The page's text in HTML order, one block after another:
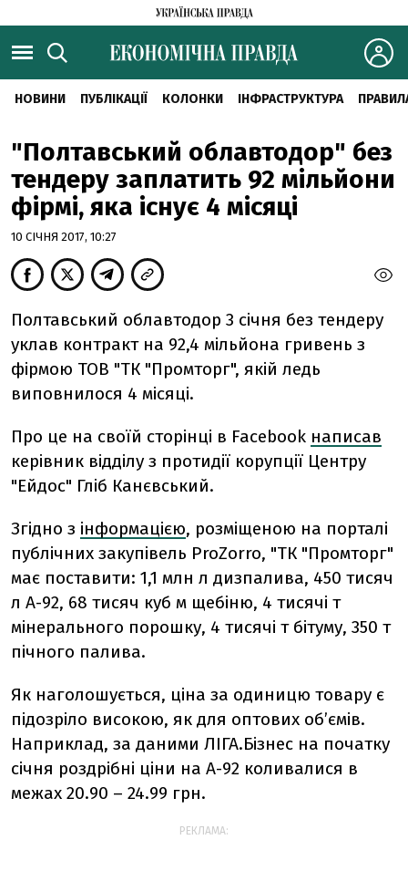
НОВИНИ ПУБЛІКАЦІЇ КОЛОНКИ ІНФРАСТРУКТУРА
"Полтавський облавтодор" без
тендеру заплатить 92 мільйони
фірмі, яка існує 4 місяці
10 СІЧНЯ 2017, 10:27
Полтавський облавтодор 3 січня без тендеру
уклав контракт на 92,4 мільйона гривень з
фірмою ТОВ "ТК "Промторг", якій ледь
виповнилося 4 місяці.
Про це на своїй сторінці в Facebook написав
керівник відділу з протидії корупції Центру
"Ейдос" Гліб Канєвський.
Згідно з інформацією, розміщеною на порталі
публічних закупівель ProZorro, "ТК "Промторг"
має поставити: 1,1 млн л дизпалива, 450 тисяч
л А-92, 68 тисяч куб м щебіню, 4 тисячі т
мінерального порошку, 4 тисячі т бітуму, 350 т
пічного палива.
Як наголошується, ціна за одиницю товару є
підозріло високою, як для оптових об’ємів.
Наприклад, за даними ЛІГА.Бізнес на початку
січня роздрібні ціни на А-92 коливалися в
межах 20.90 – 24.99 грн.
РЕКЛАМА: